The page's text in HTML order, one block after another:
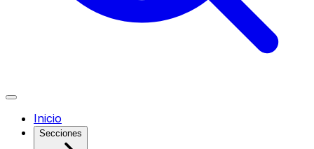
Inicio
Secciones